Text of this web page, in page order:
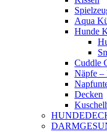
Aqua
Hunde
Cuddle
Näpfe –
Decken